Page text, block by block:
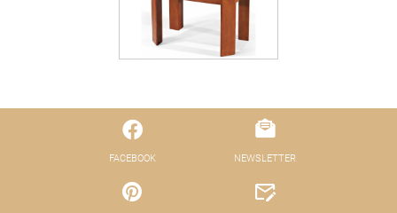
FACEBOOK NEWSLETTER